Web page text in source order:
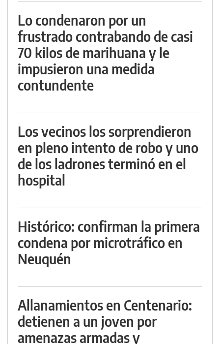
Lo condenaron por un
frustrado contrabando de casi
70 kilos de marihuana y le
impusieron una medida
contundente
Los vecinos los sorprendieron
en pleno intento de robo y uno
de los ladrones terminó en el
hospital
Histórico: confirman la primera
condena por microtráfico en
Neuquén
Allanamientos en Centenario:
detienen a un joven por
amenazas armadas y